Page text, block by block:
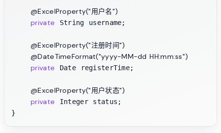
@ExcelProperty("用户名")
private String username;
@ExcelProperty("注册时间")
@DateTimeFormat("yyyy-MM-dd HH:mm:ss")
private Date registerTime;
@ExcelProperty("用户状态")
private Integer status;